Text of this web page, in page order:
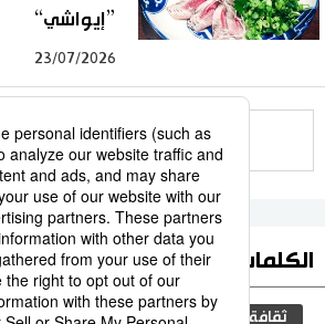
”إيواشي“
23/07/2026
للمزيد
الكلمات الأكثر بحثا
ثقافة اليابان جيجي برس